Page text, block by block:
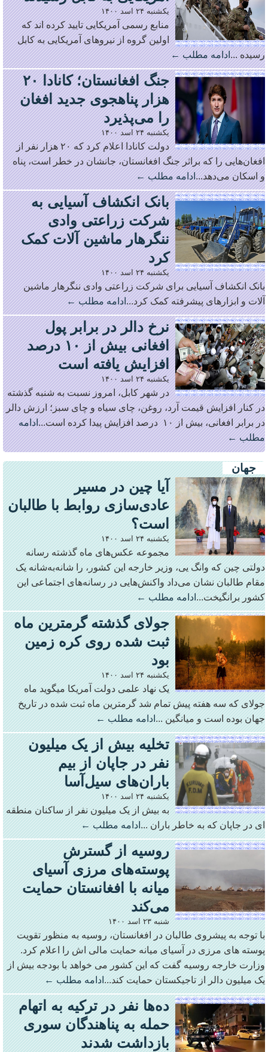
یکشنبه ۲۴ اسد ۱۴۰۰
منابع رسمی آمریکایی تایید کرده اند که
اولین گروه از نیروهای آمریکایی به کابل
رسیده ...ادامه مطلب ←
جنگ افغانستان؛ کانادا ۲۰
هزار پناهجوی جدید افغان
را می‌پذیرد
یکشنبه ۲۴ اسد ۱۴۰۰
دولت کانادا اعلام کرد که ۲۰ هزار نفر از
افغان‌هایی را که براثر جنگ افغانستان، جانشان در خطر است، پناه
و اسکان می‌دهد...ادامه مطلب ←
بانک انکشاف آسیایی به
شرکت زراعتی وادی
ننگرهار ماشین آلات کمک
کرد
یکشنبه ۲۴ اسد ۱۴۰۰
بانک انکشاف آسیایی برای شرکت زراعتی وادی ننگرهار ماشین
آلات و ابزارهای پیشرفته کمک کرد...ادامه مطلب ←
نرخ دالر در برابر پول
افغانی بیش از ۱۰ درصد
افزایش یافته است
یکشنبه ۲۴ اسد ۱۴۰۰
در شهر کابل، امروز نسبت به شنبه گذشته
در کنار افزایش قیمت آرد، روغن، چای سیاه و چای سبز؛ ارزش دالر
در برابر افغانی، بیش از ۱۰ درصد افزایش پیدا کرده است...
ادامه
مطلب ←
جهان
آیا چین در مسیر
عادی‌سازی روابط با طالبان
است؟
یکشنبه ۲۴ اسد ۱۴۰۰
مجموعه‌ عکس‌های ماه گذشته رسانه
دولتی چین که وانگ‌ یی، وزیر خارجه این کشور، را شانه‌به‌شانه یک
مقام طالبان نشان می‌داد واکنش‌‌هایی در رسانه‌های اجتماعی این
کشور برانگیخت...ادامه مطلب ←
جولای گذشته گرمترین ماه
ثبت شده روی کره زمین
بود
یکشنبه ۲۴ اسد ۱۴۰۰
یک نهاد علمی دولت آمریکا میگوید ماه
جولای که سه هفته پیش تمام شد گرمترین ماه ثبت شده در تاریخ
جهان بوده است و میانگین ...ادامه مطلب ←
تخلیه بیش از یک میلیون
نفر در جاپان از بیم
باران‌های سیل‌آسا
یکشنبه ۲۴ اسد ۱۴۰۰
به بیش از یک میلیون نفر از ساکنان منطقه
ای در جاپان که به خاطر باران ...ادامه مطلب ←
روسیه از گسترش
پوسته‌های مرزی آسیای
میانه با افغانستان حمایت
می‌کند
شنبه ۲۳ اسد ۱۴۰۰
با توجه به پیشروی طالبان در افغانستان، روسیه به منظور تقویت
پوسته های مرزی در آسیای میانه حمایت مالی اش را اعلام کرد.
وزارت خارجه روسیه گفت که این کشور می خواهد با بودجه بیش از
یک میلیون دالر از تاجیکستان حمایت کند...ادامه مطلب ←
ده‌ها نفر در ترکیه به اتهام
حمله به پناهندگان سوری
بازداشت شدند